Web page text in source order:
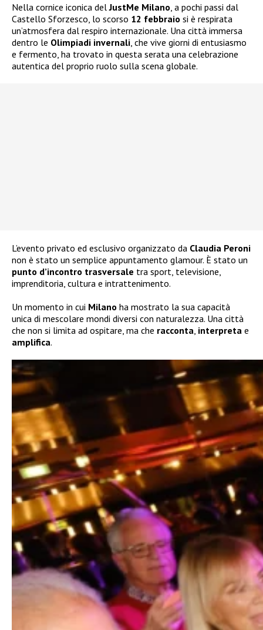
Nella cornice iconica delJustMe Milano , a pochi passi dal
Castello Sforzesco, lo scorso 12 febbraio si è respirata
un’atmosfera dal respiro internazionale. Una città immersa
dentro le Olimpiadi invernali , che vive giorni di entusiasmo
e fermento, ha trovato in questa serata una celebrazione
autentica del proprio ruolo sulla scena globale.
L’evento privato ed esclusivo organizzato da Claudia Peroni
non è stato un semplice appuntamento glamour. È stato un
punto d’incontro trasversale tra sport, televisione,
imprenditoria, cultura e intrattenimento.
Un momento in cui Milano ha mostrato la sua capacità
unica di mescolare mondi diversi con naturalezza. Una città
che non si limita ad ospitare, ma che racconta interpreta e
amplifica.